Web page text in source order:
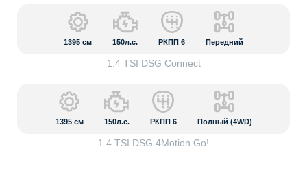
1395 см 150л.с. РКПП 6 Передний
1.4 TSI DSG Connect
1395 см 150л.с. РКПП 6 Полный (4WD)
1.4 TSI DSG 4Motion Go!